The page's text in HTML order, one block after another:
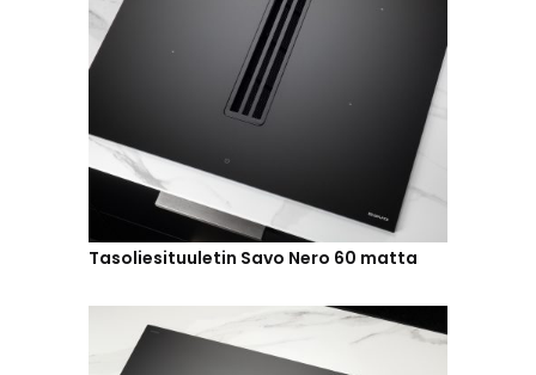
Tasoliesituuletin Savo Nero 60 matta